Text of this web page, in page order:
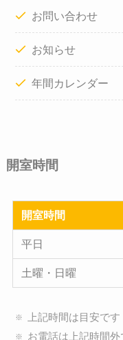
お問い合わせ
お知らせ
年間カレンダー
開室時間
開室時間
平日
土曜・日曜
上記時間は目安で
お電話は上記時間外